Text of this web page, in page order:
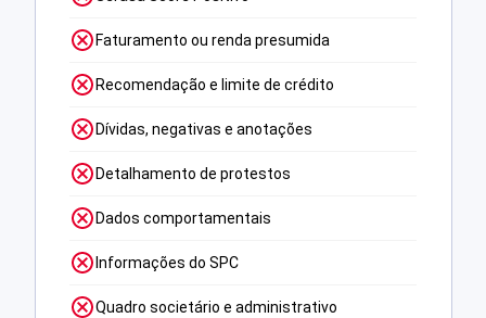
Faturamento ou renda presumida
Recomendação e limite de crédito
Dívidas, negativas e anotações
Detalhamento de protestos
Dados comportamentais
Informações do SPC
Quadro societário e administrativo